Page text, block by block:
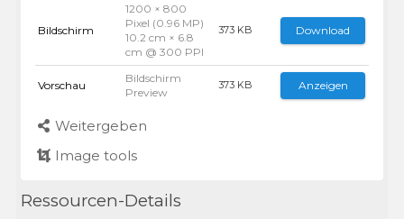
Bildschirm
1200 × 800
Pixel (0.96 MP)
10.2 cm × 6.8
cm @ 300 PPI
373 KB Download
Vorschau
Bildschirm
Preview
373 KB Anzeigen
Weitergeben
Image tools
Ressourcen-Details